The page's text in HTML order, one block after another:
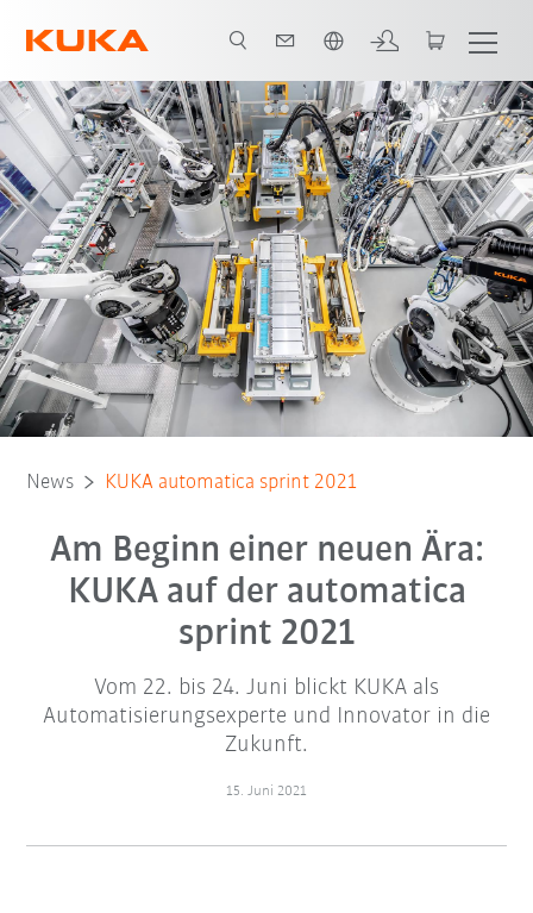
News KUKA automatica sprint 2021
Am Beginn einer neuen Ära:
KUKA auf der automatica
sprint 2021
Vom 22. bis 24. Juni blickt KUKA als
Automatisierungsexperte und Innovator in die
Zukunft.
15. Juni 2021